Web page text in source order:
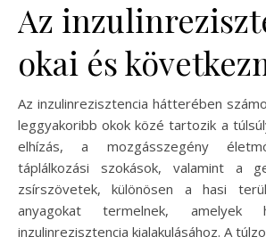
Az
okai és
Az inzulinrezisztencia hátterében
leggyakoribb okok közé tartozik a
elhízás, a mozgásszegény
táplálkozási szokások, valamint a
zsírszövetek, különösen a hasi
anyagokat termelnek, amelyek
inzulinrezisztencia kialakulásához. A